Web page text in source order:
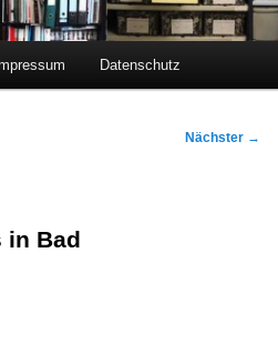
Datenschutz
Nächster →
in Bad